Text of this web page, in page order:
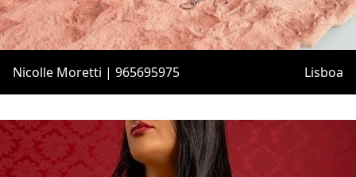
Nicolle Moretti | 965695975 Lisboa